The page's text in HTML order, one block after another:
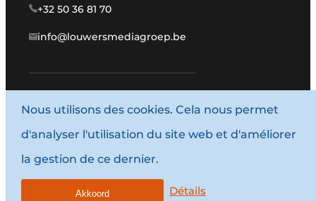
+32 50 36 81 70
info@louwersmediagroep.be
www.louwersmediagroep.com
© 1987 - 2026 Louwersmediagroep.
Termes et conditions
Nous utilisons des cookies. Cela nous permet
d'analyser l'utilisation du site web et d'améliorer
la gestion de ce dernier.
Détails
Akkoord